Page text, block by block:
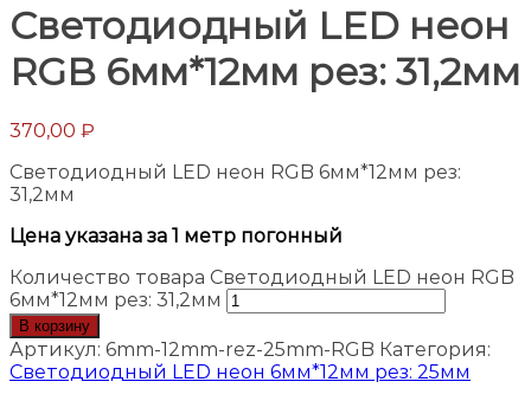
Светодиодный LED неон
RGB 6мм*12мм рез: 31,2мм
370,00 ₽
Светодиодный LED неон RGB 6мм*12мм рез:
31,2мм
Цена указана за 1 метр погонный
Количество товара Светодиодный LED неон RGB
6мм*12мм рез: 31,2мм
В корзину
Артикул: 6mm-12mm-rez-25mm-RGB Категория:
Светодиодный LED неон 6мм*12мм рез: 25мм